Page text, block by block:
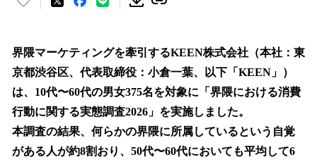
い
！
数
を
読
み
込
み
中
界隈マーケティングを牽引するKEEN株式会社（本社：東
京都渋谷区、代表取締役：小倉一葉、以下「KEEN」）
は、10代〜60代の男女375名を対象に「界隈における消費
行動に関する実態調査2026」を実施しました。
本調査の結果、何らかの界隈に所属しているという自覚
がある人が約8割おり、50代〜60代においても平均して6